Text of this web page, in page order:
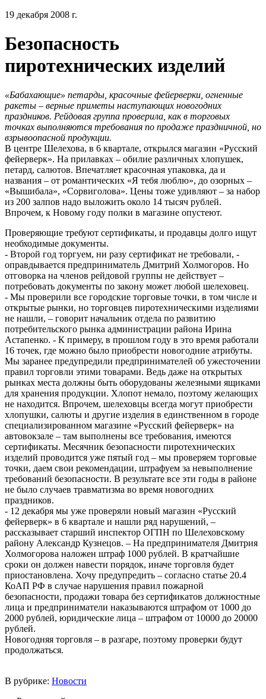
19 декабря 2008 г.
Безопасность
пиротехнических изделий
«Бабахающие» петарды, красочные фейерверки, огненные
ракеты – верные приметы наступающих новогодних
праздников. Рейдовая группа проверила, как в торговых
точках выполняются требования по продаже праздничной, но
взрывоопасной продукции.
В центре Шелехова, в 6 квартале, открылся магазин «Русский
фейерверк». На прилавках – обилие различных хлопушек,
петард, салютов. Впечатляет красочная упаковка, да и
названия – от романтических «Я тебя люблю», до озорных –
«Вышибала», «Сорвиголова». Цены тоже удивляют – за набор
из 200 залпов надо выложить около 14 тысяч рублей.
Впрочем, к Новому году полки в магазине опустеют.
Проверяющие требуют сертификаты, и продавцы долго ищут
необходимые документы.
- Второй год торгуем, ни разу сертификат не требовали, -
оправдывается предприниматель Дмитрий Холмогоров. Но
отговорка на членов рейдовой группы не действует –
потребовать документы по закону может любой шелеховец.
- Мы проверили все городские торговые точки, в том числе и
открытые рынки, но торговцев пиротехническими изделиями
не нашли, – говорит начальник отдела по развитию
потребительского рынка администрации района Ирина
Астапенко. - К примеру, в прошлом году в это время работали
16 точек, где можно было приобрести новогодние атрибуты.
Мы заранее предупредили предпринимателей об ужесточении
правил торговли этими товарами. Ведь даже на открытых
рынках места должны быть оборудованы железными ящиками
для хранения продукции. Хлопот немало, поэтому желающих
не находится. Впрочем, шелеховцы всегда могут приобрести
хлопушки, салюты и другие изделия в единственном в городе
специализированном магазине «Русский фейерверк» на
автовокзале – там выполнены все требования, имеются
сертификаты. Месячник безопасности пиротехнических
изделий проводится уже пятый год – мы проверяем торговые
точки, даем свои рекомендации, штрафуем за невыполнение
требований безопасности. В результате все эти годы в районе
не было случаев травматизма во время новогодних
праздников.
- 12 декабря мы уже проверяли новый магазин «Русский
фейерверк» в 6 квартале и нашли ряд нарушений, –
рассказывает старший инспектор ОГПН по Шелеховскому
району Александр Кузнецов. – На предпринимателя Дмитрия
Холмогорова наложен штраф 1000 рублей. В кратчайшие
сроки он должен навести порядок, иначе торговля будет
приостановлена. Хочу предупредить – согласно статье 20.4
КоАП РФ в случае нарушения правил пожарной
безопасности, продажи товара без сертификатов должностные
лица и предприниматели наказываются штрафом от 1000 до
2000 рублей, юридические лица – штрафом от 10000 до 20000
рублей.
Новогодняя торговля – в разгаре, поэтому проверки будут
продолжаться.
В рубрике: Новости